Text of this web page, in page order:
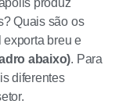
produz
Quais são os
breu e
abaixo). Para
diferentes